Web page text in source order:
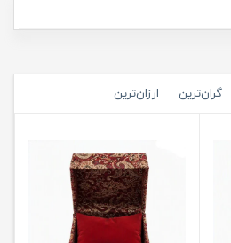
گران‌ترین ارزان‌ترین